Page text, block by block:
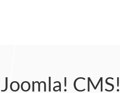
CMS!